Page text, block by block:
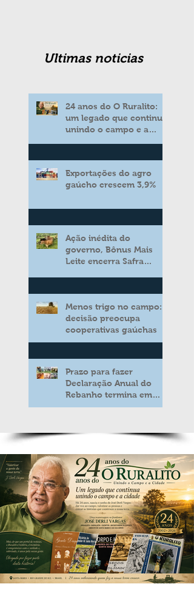
Ultimas noticias
24 anos do O Ruralito:
um legado que continua
unindo o campo e a
Exportações do agro
gaúcho crescem 3,9%
Ação inédita do
governo, Bônus Mais
Leite encerra Safra
aos produtores de leite
Menos trigo no campo:
decisão preocupa
cooperativas gaúchas
Prazo para fazer
Declaração Anual do
Rebanho termina em
duas semanas